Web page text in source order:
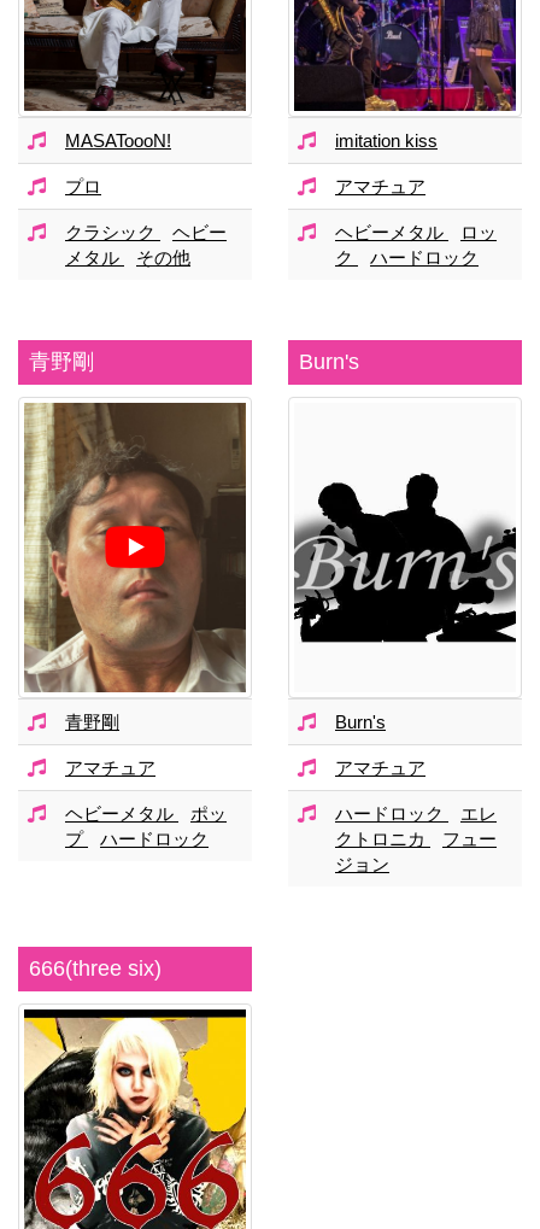
MASAToooN!
プロ
クラシック
ヘビー
メタル
その他
imitation kiss
アマチュア
ヘビーメタル
ロッ
ク
ハードロック
青野剛
青野剛
アマチュア
ヘビーメタル
ポッ
プ
ハードロック
Burn's
Burn's
アマチュア
ハードロック
エレ
クトロニカ
フュー
ジョン
666(three six)